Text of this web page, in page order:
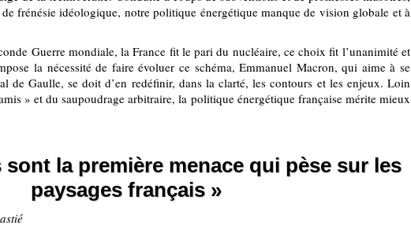
frénésie idéologique, notre politique énergétique manque de vision globale et à
Guerre mondiale, la France fit le pari du nucléaire, ce choix fit l’unanimité et
la nécessité de faire évoluer ce schéma, Emmanuel Macron, qui aime à se
de Gaulle, se doit d’en redéfinir, dans la clarté, les contours et les enjeux. Loin
» et du saupoudrage arbitraire, la politique énergétique française mérite mieux
sont la première menace qui pèse sur les
paysages français »